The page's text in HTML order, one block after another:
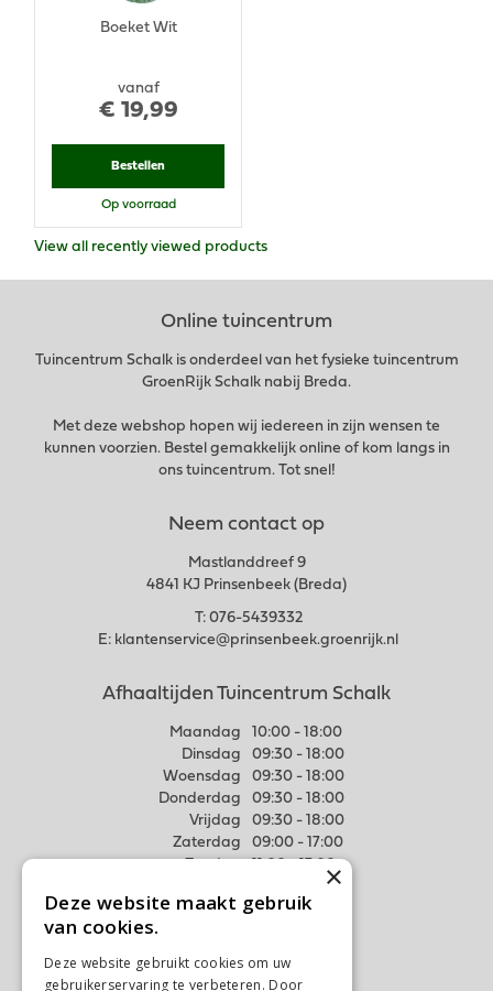
vanaf
€ 19,99
Boeket Wit
Bestellen
Op voorraad
View all recently viewed products
Online tuincentrum
Tuincentrum Schalk is onderdeel van het fysieke tuincentrum
GroenRijk Schalk nabij Breda.
Met deze webshop hopen wij iedereen in zijn wensen te
kunnen voorzien. Bestel gemakkelijk online of kom langs in
ons tuincentrum. Tot snel!
Neem contact op
Mastlanddreef 9
4841 KJ Prinsenbeek (Breda)
T: 076-5439332
E: klantenservice@prinsenbeek.groenrijk.nl
Afhaaltijden Tuincentrum Schalk
Maandag
10:00 - 18:00
Dinsdag
09:30 - 18:00
Woensdag
09:30 - 18:00
Donderdag
09:30 - 18:00
Vrijdag
09:30 - 18:00
Zaterdag
09:00 - 17:00
Meer weten
Algemene voorwaarden
Privacy Statement
×
Deze website maakt gebruik
van cookies.
Deze website gebruikt cookies om uw
gebruikerservaring te verbeteren. Door